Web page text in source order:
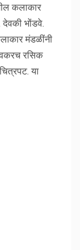
कलाकार
देवकी भोंडवे.
मंडळींनी
रसिक
या